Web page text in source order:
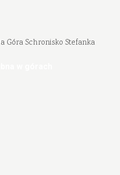
Góra Schronisko Stefanka